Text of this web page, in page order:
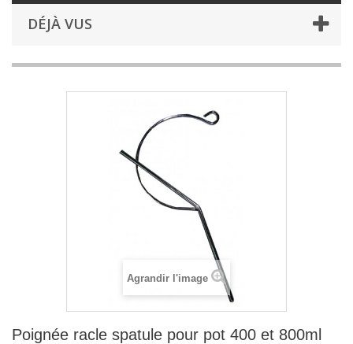
DÉJÀ VUS
Agrandir l'image
Poignée racle spatule pour pot 400 et 800ml